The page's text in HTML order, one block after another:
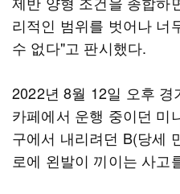
리적인 범위를 벗어나 너
수 없다"고 판시했다.
2022년 8월 12일 오후
카페에서 운행 중이던 미
구에서 내리려던 B(당세
로에 왼발이 끼이는 사고